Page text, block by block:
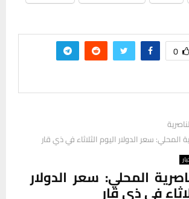
0
المحلي: سعر الدولار اليوم الثلاثاء في ذي قار
المحلي: سعر الدولار
في ذي قار